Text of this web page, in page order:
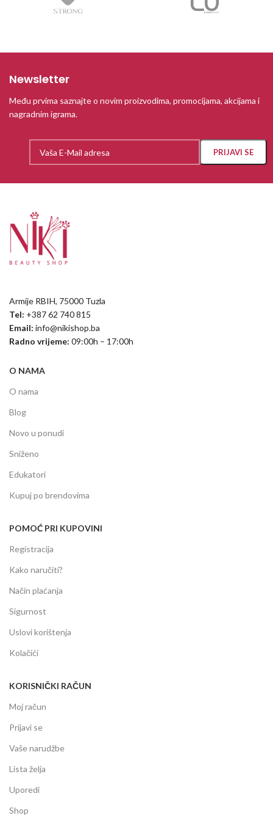
Newsletter
Među prvima saznajte o novim proizvodima, promocijama, akcijama i
nagradnim igrama.
Armije RBIH, 75000 Tuzla
Tel: +387 62 740 815
Email: info@nikishop.ba
Radno vrijeme: 09:00h – 17:00h
O NAMA
O nama
Blog
Novo u ponudi
Sniženo
Edukatori
Kupuj po brendovima
POMOĆ PRI KUPOVINI
Registracija
Kako naručiti?
Način plaćanja
Sigurnost
Uslovi korištenja
Kolačići
KORISNIČKI RAČUN
Moj račun
Prijavi se
Vaše narudžbe
Lista želja
Uporedi
Shop